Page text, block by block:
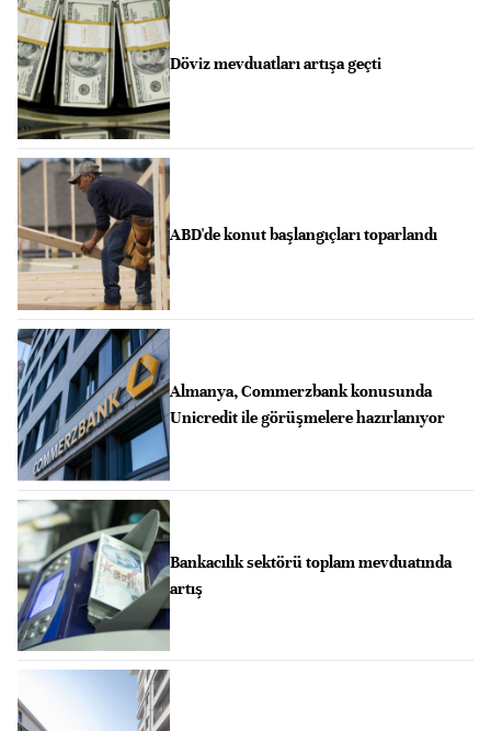
Döviz mevduatları artışa geçti
ABD'de konut başlangıçları toparlandı
Almanya, Commerzbank konusunda
Unicredit ile görüşmelere hazırlanıyor
Bankacılık sektörü toplam mevduatında
artış